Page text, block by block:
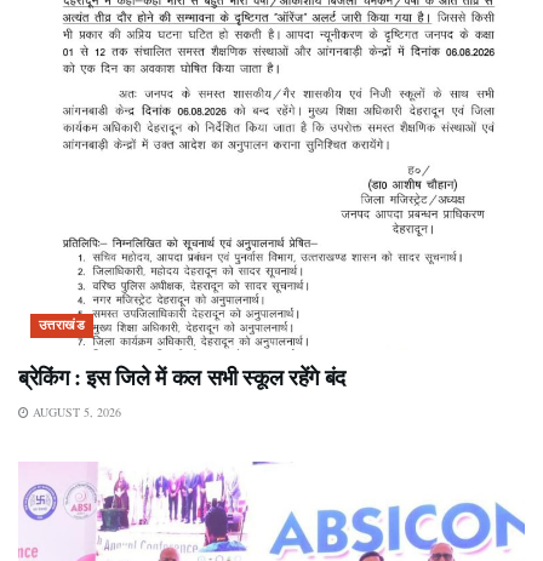
उत्तराखंड
ब्रेकिंग : इस जिले में कल सभी स्कूल रहेंगे बंद
AUGUST 5, 2026